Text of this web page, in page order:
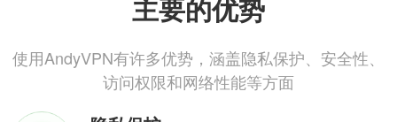
主要的优势
使用AndyVPN有许多优势，涵盖隐私保护、安全性、
访问权限和网络性能等方面